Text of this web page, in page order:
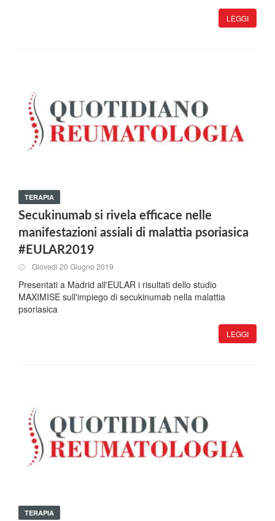
LEGGI
TERAPIA
Secukinumab si rivela efficace nelle
manifestazioni assiali di malattia psoriasica
#EULAR2019
Giovedi 20 Giugno 2019
Presentati a Madrid all'EULAR i risultati dello studio
MAXIMISE sull'impiego di secukinumab nella malattia
psoriasica
LEGGI
TERAPIA